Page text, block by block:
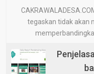
tegaskan tidak akan